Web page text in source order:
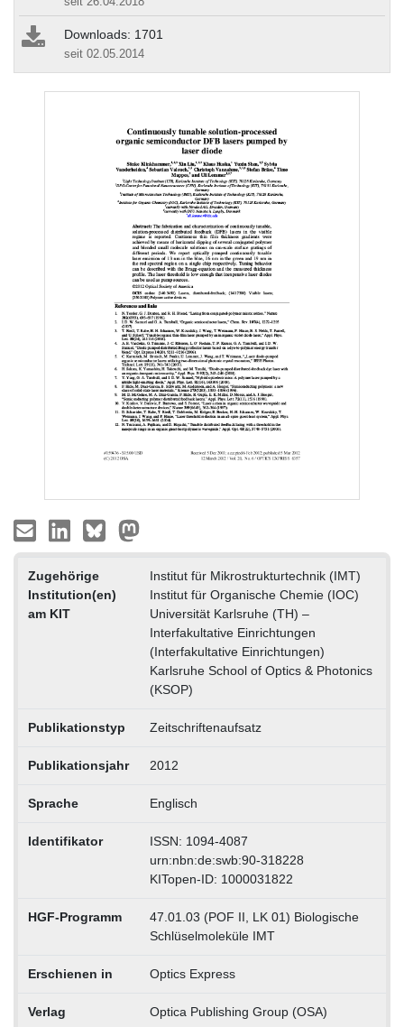
Downloads: 1701
seit 02.05.2014
Zugehörige
Institution(en)
am KIT
Institut für Mikrostrukturtechnik (IMT)
Institut für Organische Chemie (IOC)
Universität Karlsruhe (TH) –
Interfakultative Einrichtungen
(Interfakultative Einrichtungen)
Karlsruhe School of Optics & Photonics
(KSOP)
Publikationstyp Zeitschriftenaufsatz
Publikationsjahr 2012
Sprache Englisch
Identifikator
ISSN: 1094-4087
urn:nbn:de:swb:90-318228
KITopen-ID: 1000031822
HGF-Programm
47.01.03 (POF II, LK 01) Biologische
Schlüselmoleküle IMT
Erschienen in Optics Express
Verlag Optica Publishing Group (OSA)